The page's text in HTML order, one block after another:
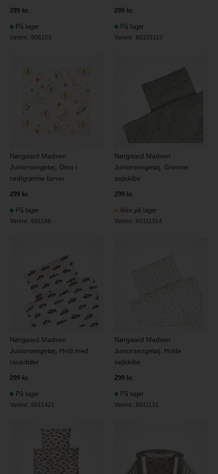
299 kr.
På lager
Varenr.: 606103
299 kr.
På lager
Varenr.: 60105113
Nørgaard Madsen
Juniorsengetøj, Dino i
rød/grønne farver
299 kr.
På lager
Varenr.: 601188
Nørgaard Madsen
Juniorsengetøj, Grønne
sejlskibe
299 kr.
Ikke på lager
Varenr.: 60111314
Nørgaard Madsen
Juniorsengetøj, Hvid med
racerbiler
299 kr.
På lager
Varenr.: 6011421
Nørgaard Madsen
Juniorsengetøj, Hvide
sejlskibe
299 kr.
På lager
Varenr.: 6011131